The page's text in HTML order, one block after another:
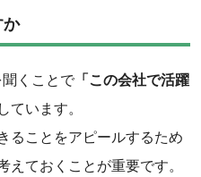
くことで 「この会社で活躍
しています。
ることをアピールするため
えておくことが重要です。